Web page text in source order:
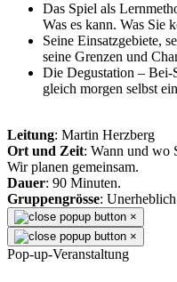
Das Spiel als
Was es kann. Was Sie
Seine Einsatzgebiete,
seine Grenzen und
Die Degustation – Bei-
gleich morgen selbst
Leitung: Martin Herzberg
Ort und Zeit: Wann und wo
Wir planen gemeinsam.
Dauer: 90 Minuten.
Gruppengrösse:
×
×
Pop-up-Veranstaltung